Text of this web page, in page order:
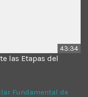
43:34
las Etapas del
Fundamental de